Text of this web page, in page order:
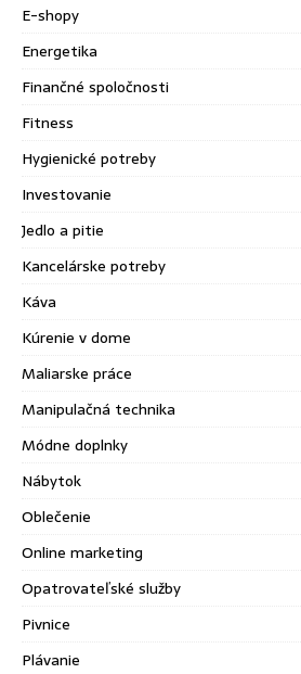
E-shopy
Energetika
Finančné spoločnosti
Fitness
Hygienické potreby
Investovanie
Jedlo a pitie
Kancelárske potreby
Káva
Kúrenie v dome
Maliarske práce
Manipulačná technika
Módne doplnky
Nábytok
Oblečenie
Online marketing
Opatrovateľské služby
Pivnice
Plávanie